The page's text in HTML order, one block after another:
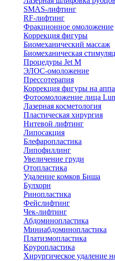
SMAS-лифтинг
RF-лифтинг
Фракционное омоложение
Коррекция фигуры
Биомеханический массаж
Биомеханическая
Процедуры Jet M
ЭЛОС-омоложение
Прессотерапия
Коррекция фигуры на
Фотоомоложение лица
Лазерная косметология
Пластическая хирургия
Нитевой лифтинг
Липосакция
Блефаропластика
Липофиллинг
Увеличение груди
Отопластика
Удаление комков Биша
Булхорн
Ринопластика
Фейслифтинг
Чек-лифтинг
Абдоминопластика
Миниабдоминопластика
Платизмопластика
Круропластика
Хирургическое удаление